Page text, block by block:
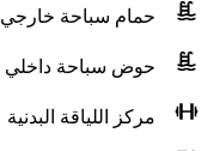
حمام سباحة خارجي
حوض سباحة داخلي
مركز اللياقة البدنية